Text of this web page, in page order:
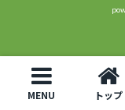
トップ
MENU トップ